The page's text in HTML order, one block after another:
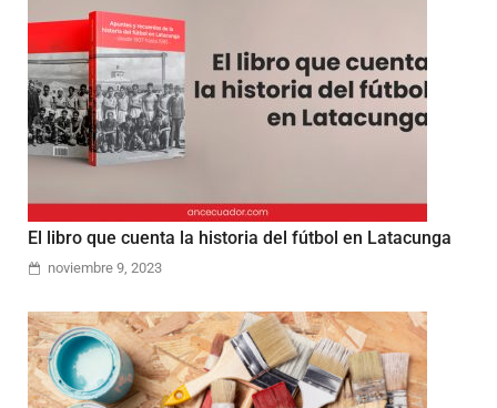
El libro que cuenta la historia del fútbol en Latacunga
noviembre 9, 2023